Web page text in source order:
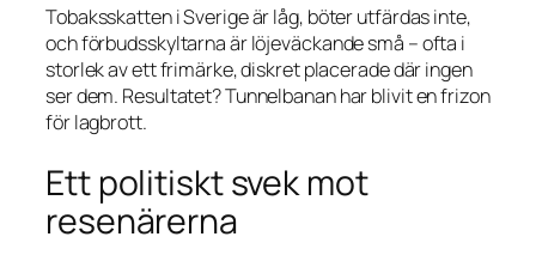
Tobaksskatten i Sverige är låg, böter utfärdas inte,
och förbudsskyltarna är löjeväckande små – ofta i
storlek av ett frimärke, diskret placerade där ingen
ser dem. Resultatet? Tunnelbanan har blivit en frizon
för lagbrott.
Ett politiskt svek mot
resenärerna